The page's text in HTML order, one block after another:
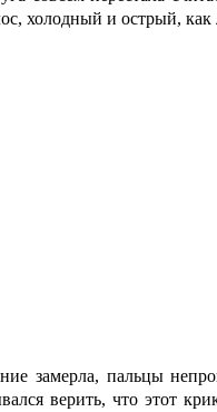
холодный и острый, как
замерла, пальцы
верить, что этот